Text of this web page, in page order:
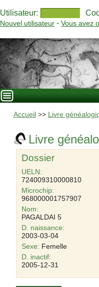
Utilisateur:
Nouvel utilisateur - Vous avez
Accueil >> Livre
Livre
Dossier
UELN:
724009310000810
Microchip:
968000001757907
Nom:
PAGALDAI 5
D. naissance:
2003-03-04
Sexe: Femelle
D. inactif:
2005-12-31